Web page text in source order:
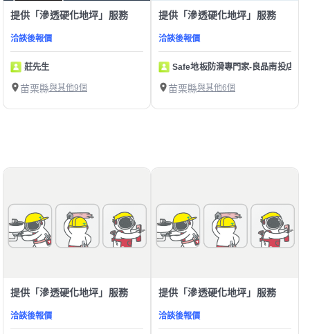
提供「滲透硬化地坪」服務
洽談後報價
莊先生
苗栗縣與其他9個
提供「滲透硬化地坪」服務
洽談後報價
Safe地板防滑專門家-良品南投店
苗栗縣與其他6個
提供「滲透硬化地坪」服務
洽談後報價
提供「滲透硬化地坪」服務
洽談後報價